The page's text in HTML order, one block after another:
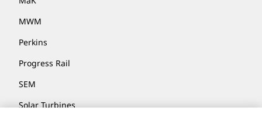
MWM
Perkins
Progress Rail
SEM
Solar Turbines